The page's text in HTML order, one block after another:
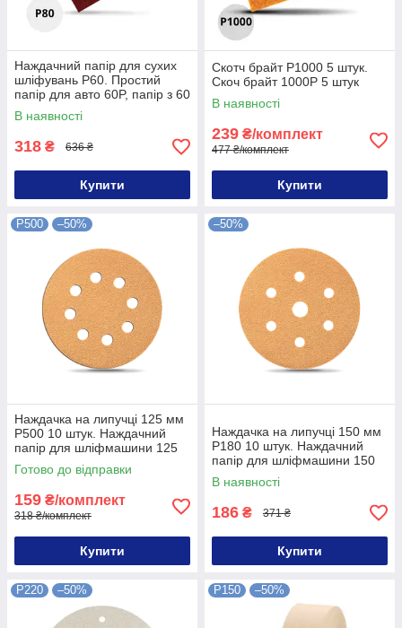
Наждачний папір для сухих
шліфувань P60. Простий
папір для авто 60P, папір з 60
зерном
В наявності
318 ₴ 636 ₴
Купити
Скотч брайт P1000 5 штук.
Скоч брайт 1000P 5 штук
В наявності
239 ₴/комплект
477 ₴/комплект
Купити
P500 –50%
Наждачка на липучці 125 мм
P500 10 штук. Наждачний
папір для шліфмашини 125
мм P500 10 штук
Готово до відправки
159 ₴/комплект
318 ₴/комплект
Купити
–50%
Наждачка на липучці 150 мм
P180 10 штук. Наждачний
папір для шліфмашини 150
мм P180 10 штук
В наявності
186 ₴ 371 ₴
Купити
P220 –50% P150 –50%